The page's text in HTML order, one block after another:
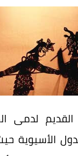
القديم لدمى
الأسيوية